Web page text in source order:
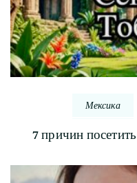
Мексика
7 причин